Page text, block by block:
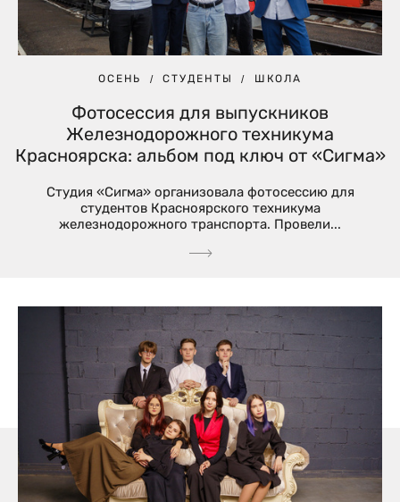
ОСЕНЬ СТУДЕНТЫ ШКОЛА
Фотосессия для выпускников
Железнодорожного техникума
Красноярска: альбом под ключ от «Сигма»
Студия «Сигма» организовала фотосессию для
студентов Красноярского техникума
железнодорожного транспорта. Провели...